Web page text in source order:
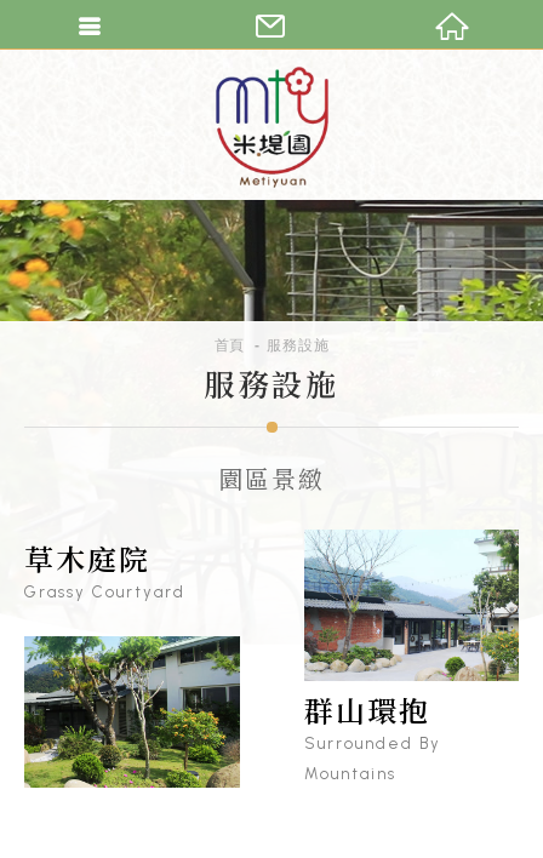
首頁 服務設施
服務設施
園區景緻
草木庭院
Grassy Courtyard
群山環抱
Surrounded By
Mountains
繁體中文